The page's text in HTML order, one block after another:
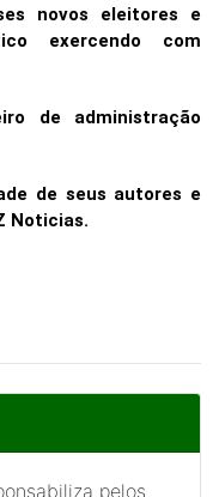
novos eleitores e
exercendo com
de administração
de seus autores e
Noticias.
pelos